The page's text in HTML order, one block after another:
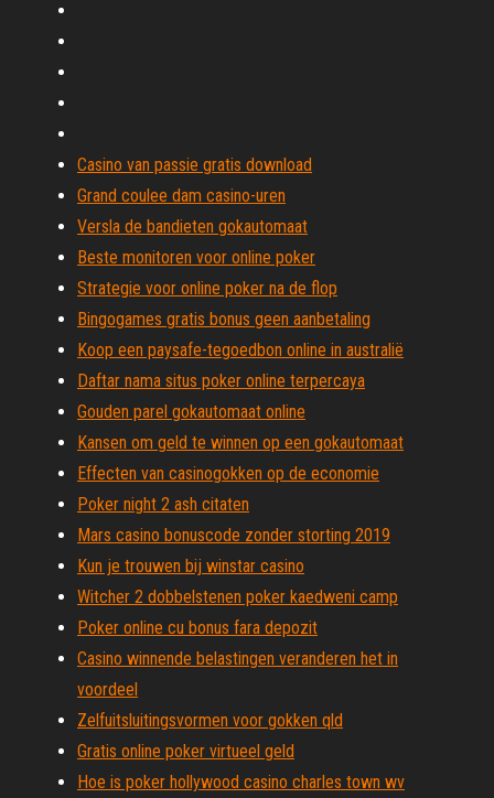
Casino van passie gratis download
Grand coulee dam casino-uren
Versla de bandieten gokautomaat
Beste monitoren voor online poker
Strategie voor online poker na de flop
Bingogames gratis bonus geen aanbetaling
Koop een paysafe-tegoedbon online in australië
Daftar nama situs poker online terpercaya
Gouden parel gokautomaat online
Kansen om geld te winnen op een gokautomaat
Effecten van casinogokken op de economie
Poker night 2 ash citaten
Mars casino bonuscode zonder storting 2019
Kun je trouwen bij winstar casino
Witcher 2 dobbelstenen poker kaedweni camp
Poker online cu bonus fara depozit
Casino winnende belastingen veranderen het in
voordeel
Zelfuitsluitingsvormen voor gokken qld
Gratis online poker virtueel geld
Hoe is poker hollywood casino charles town wv